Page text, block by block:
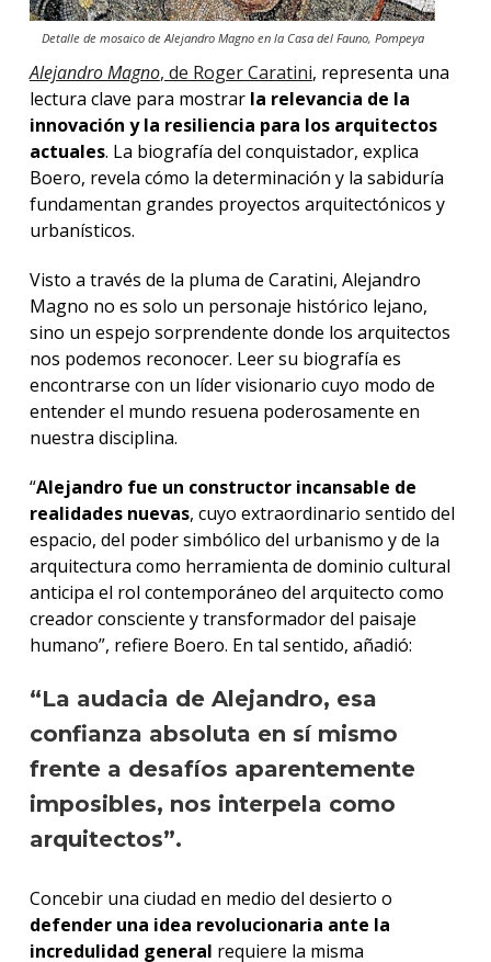
Detalle de mosaico de Alejandro Magno en la Casa del Fauno, Pompeya
Alejandro Magno, de Roger Caratini, representa una
lectura clave para mostrar la relevancia de la
innovación y la resiliencia para los arquitectos
actuales. La biografía del conquistador, explica
Boero, revela cómo la determinación y la sabiduría
fundamentan grandes proyectos arquitectónicos y
urbanísticos.
Visto a través de la pluma de Caratini, Alejandro
Magno no es solo un personaje histórico lejano,
sino un espejo sorprendente donde los arquitectos
nos podemos reconocer. Leer su biografía es
encontrarse con un líder visionario cuyo modo de
entender el mundo resuena poderosamente en
nuestra disciplina.
“Alejandro fue un constructor incansable de
realidades nuevas, cuyo extraordinario sentido del
espacio, del poder simbólico del urbanismo y de la
arquitectura como herramienta de dominio cultural
anticipa el rol contemporáneo del arquitecto como
creador consciente y transformador del paisaje
humano”, refiere Boero. En tal sentido, añadió:
“La audacia de Alejandro, esa
confianza absoluta en sí mismo
frente a desafíos aparentemente
imposibles, nos interpela como
arquitectos”.
Concebir una ciudad en medio del desierto o
defender una idea revolucionaria ante la
incredulidad general requiere la misma